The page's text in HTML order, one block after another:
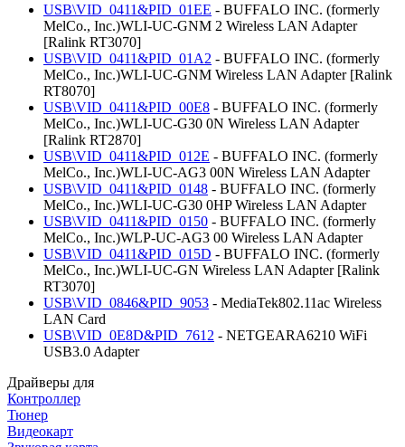
USB\VID_0411&PID_01EE - BUFFALO INC. (formerly
MelCo., Inc.)WLI-UC-GNM 2 Wireless LAN Adapter
[Ralink RT3070]
USB\VID_0411&PID_01A2 - BUFFALO INC. (formerly
MelCo., Inc.)WLI-UC-GNM Wireless LAN Adapter [Ralink
RT8070]
USB\VID_0411&PID_00E8 - BUFFALO INC. (formerly
MelCo., Inc.)WLI-UC-G30 0N Wireless LAN Adapter
[Ralink RT2870]
USB\VID_0411&PID_012E - BUFFALO INC. (formerly
MelCo., Inc.)WLI-UC-AG3 00N Wireless LAN Adapter
USB\VID_0411&PID_0148 - BUFFALO INC. (formerly
MelCo., Inc.)WLI-UC-G30 0HP Wireless LAN Adapter
USB\VID_0411&PID_0150 - BUFFALO INC. (formerly
MelCo., Inc.)WLP-UC-AG3 00 Wireless LAN Adapter
USB\VID_0411&PID_015D - BUFFALO INC. (formerly
MelCo., Inc.)WLI-UC-GN Wireless LAN Adapter [Ralink
RT3070]
USB\VID_0846&PID_9053 - MediaTek802.11ac Wireless
LAN Card
USB\VID_0E8D&PID_7612 - NETGEARA6210 WiFi
USB3.0 Adapter
Драйверы для
Контроллер
Тюнер
Видеокарт